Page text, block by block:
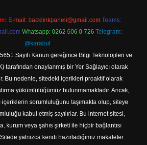
E-mail: backlinkpaneli@gmail.com Teams:
Whatsapp: 0262 606 0 726 Telegram:
@karabul
Sayılı Kanun gereğince Bilgi Teknolojileri ve
tarafından onaylanmış bir Yer Sağlayıcı olarak
Bu nedenle, sitedeki içerikleri proaktif olarak
yükümlülüğümüz bulunmamaktadır. Ancak,
içeriklerin sorumluluğunu taşımakta olup, siteye
kabul etmiş sayılırlar. Bu internet sitesi,
kurum veya şahıs şirketi ile hiçbir bağlantısı
yalnızca kendi hazırladığımız makaleler